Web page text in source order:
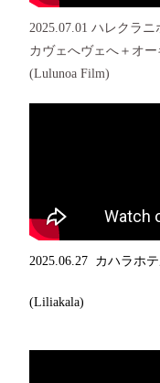
2025.07.01 ハレクラ
カヴェへヴェへ＋オ
(Lulunoa Film)
2025.06.27 カハラホ
(Liliakala)